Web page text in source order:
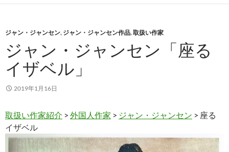
ジャン・ジャンセン, ジャン・ジャンセン作品,取扱い作家
ジャン・ジャンセン「座る
イザベル」
2019年1月16日
取扱い作家紹介 > 外国人作家 > ジャン・ジャンセン > 座る
イザベル